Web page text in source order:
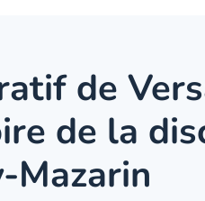
de
de la
Mazarin